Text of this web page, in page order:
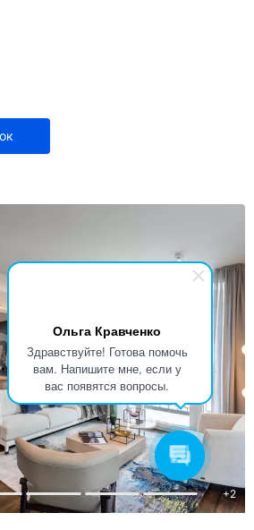
Ольга Кравченко
Здравствуйте! Готова помочь
вам. Напишите мне, если у
вас появятся вопросы.
+2